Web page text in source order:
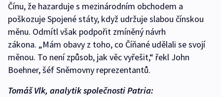
Čínu, že hazarduje s mezinárodním obchodem a
poškozuje Spojené státy, když udržuje slabou čínskou
měnu. Odmítl však podpořit zmíněný návrh
zákona. „Mám obavy z toho, co Číňané udělali se svojí
měnou. To není způsob, jak věc vyřešit,“ řekl John
Boehner, šéf Sněmovny reprezentantů.
Tomáš Vlk, analytik společnosti Patria: